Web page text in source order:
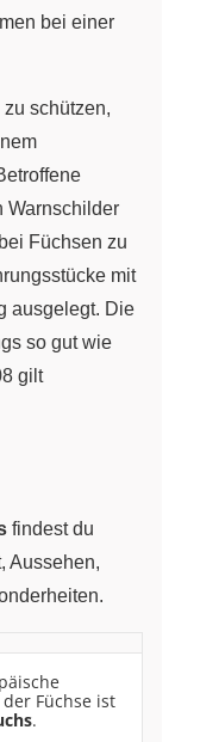
bei einer
schützen,
Warnschilder
Füchsen zu
mit
ausgelegt. Die
so gut wie
gilt
findest du
Aussehen,
Füchse ist
.